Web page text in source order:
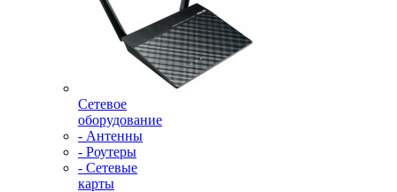
Сетевое
оборудование
- Антенны
- Роутеры
- Сетевые
карты